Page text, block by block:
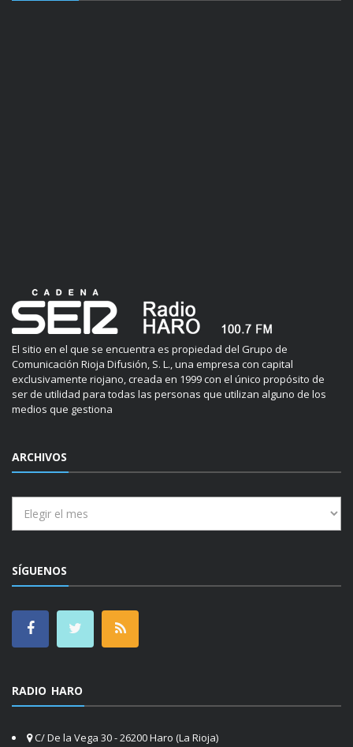
El sitio en el que se encuentra es propiedad del Grupo de
Comunicación Rioja Difusión, S. L., una empresa con capital
exclusivamente riojano, creada en 1999 con el único propósito de
ser de utilidad para todas las personas que utilizan alguno de los
medios que gestiona
ARCHIVOS
SÍGUENOS
RADIO HARO
C/ De la Vega 30 - 26200 Haro (La Rioja)